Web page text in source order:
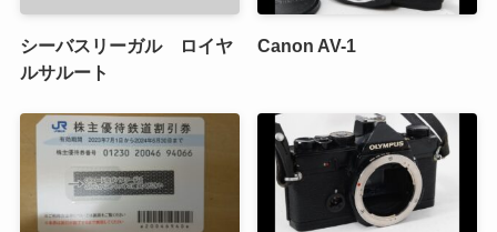
シーバスリーガル ロイヤ
ルサルート
Canon AV-1